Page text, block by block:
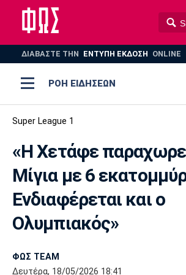
ΔΙΑΒΑΣΤΕ THN ΕΝΤΥΠΗ ΕΚΔΟΣΗ ONLINE
ΡΟΗ ΕΙΔΗΣΕΩΝ
ΠΟΔΟΣΦΑΙΡΟ
ΣΠΟΡ
AUTO-MOTO PLUS
Ποδόσφαιρο
Super League 1
Super League 2
Γ Εθνική
Μπάσκετ
Ελλάδα
Εθνική
Ολυμπιακοί Αγώνες
Βόλεϊ
Ολυμπιακός ΑΕΚ
Super League 1
«Η Χετάφε
Μίγια με 6
Ενδιαφέρεται και ο
Ολυμπιακός»
ΦΩΣ TEAM
Δευτέρα, 18/05/2026 18:41